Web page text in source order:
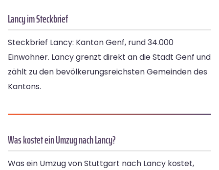
Lancy im Steckbrief
Steckbrief Lancy: Kanton Genf, rund 34.000
Einwohner. Lancy grenzt direkt an die Stadt Genf und
zählt zu den bevölkerungsreichsten Gemeinden des
Kantons.
Was kostet ein Umzug nach Lancy?
Was ein Umzug von Stuttgart nach Lancy kostet,